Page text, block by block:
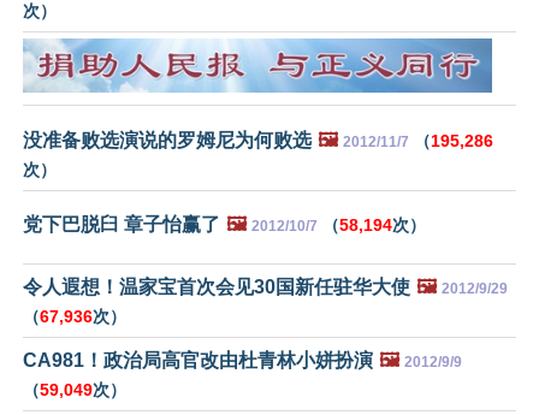
次）
没准备败选演说的罗姆尼为何败选 🖼️ 2012/11/7 （195,286
次）
党下巴脱臼 章子怡赢了 🖼️ 2012/10/7 （58,194次）
令人遐想！温家宝首次会见30国新任驻华大使 🖼️ 2012/9/29
（67,936次）
CA981！政治局高官改由杜青林小姘扮演 🖼️ 2012/9/9
（59,049次）